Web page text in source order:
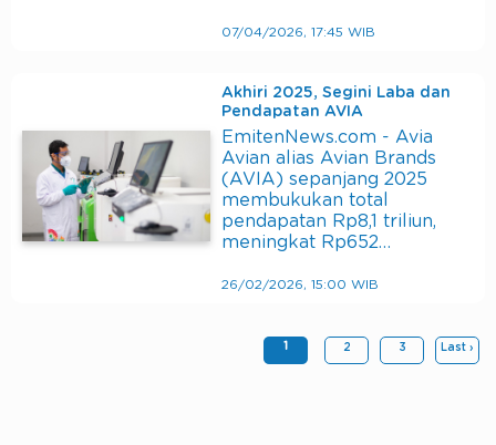
07/04/2026, 17:45 WIB
Akhiri 2025, Segini Laba dan
Pendapatan AVIA
EmitenNews.com - Avia
Avian alias Avian Brands
(AVIA) sepanjang 2025
membukukan total
pendapatan Rp8,1 triliun,
meningkat Rp652…
26/02/2026, 15:00 WIB
1 2 3 Last ›